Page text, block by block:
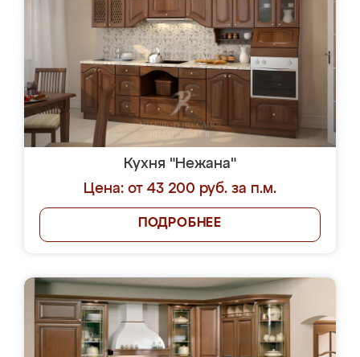
Кухня "Нежана"
Цена: от 43 200 руб. за п.м.
ПОДРОБНЕЕ